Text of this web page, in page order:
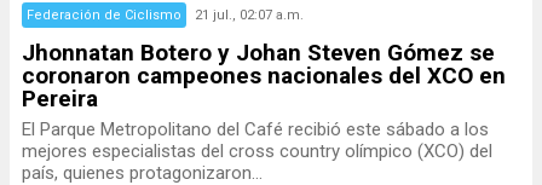
Federación de Ciclismo 21 jul., 02:07 a.m.
Jhonnatan Botero y Johan Steven Gómez se
coronaron campeones nacionales del XCO en
Pereira
El Parque Metropolitano del Café recibió este sábado a los
mejores especialistas del cross country olímpico (XCO) del
país, quienes protagonizaron...